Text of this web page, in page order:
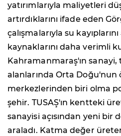
yatırımlarıyla maliyetleri
artırdıklarını ifade eden
çalışmalarıyla su
kaynaklarını daha verimli
Kahramanmaraş'ın
alanlarında Orta
merkezlerinden biri olma
şehir. TUSAŞ'ın kentteki
sanayisi açısından yeni bir
araladı. Katma değer